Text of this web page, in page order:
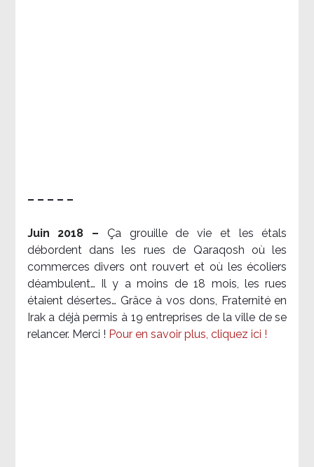
– – – – –
Juin 2018 – Ça grouille de vie et les étals
débordent dans les rues de Qaraqosh où les
commerces divers ont rouvert et où les écoliers
déambulent… Il y a moins de 18 mois, les rues
étaient désertes… Grâce à vos dons, Fraternité en
Irak a déjà permis à 19 entreprises de la ville de se
relancer. Merci ! Pour en savoir plus, cliquez ici !